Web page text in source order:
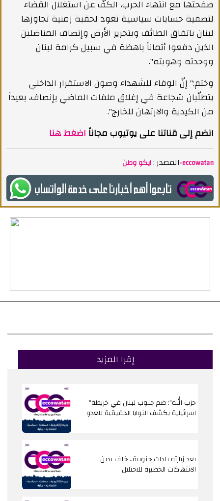
صفحتها مع انتهاء الحرب، الكفّ عن استغلال القضاء
لتصفية حسابات سياسية تعود لحقبة زمنية تجاوزها
لبنان باتفاق الطائف وبتحرير الأرض وإنصاف المناضلين
الذين دفعوا أثماناً باهظة في سبيل كرامة لبنان
ووحدته وهويته".
وختم:" إنّ الوفاء للشهداء وصون الاستقرار الداخلي
يتطلّبان شجاعة في إغلاق ملفات الماضي بإنصاف، بعيداً
من الكيدية والارتهان للخارج".
انضم إلى قناتنا على يوتيوب مجاناً اضغط هنا
المصدر :ايكو وطن-eccowatan
إقرا المزيد
"حزب الله": ضم جنوب لبنان في خريطة
اسرائيلية يكشف النوايا الحقيقية للعدو
بعد زيارته بلدات جنوبية.. خلف يدين
الانتهاكات الخطيرة للاحتلال